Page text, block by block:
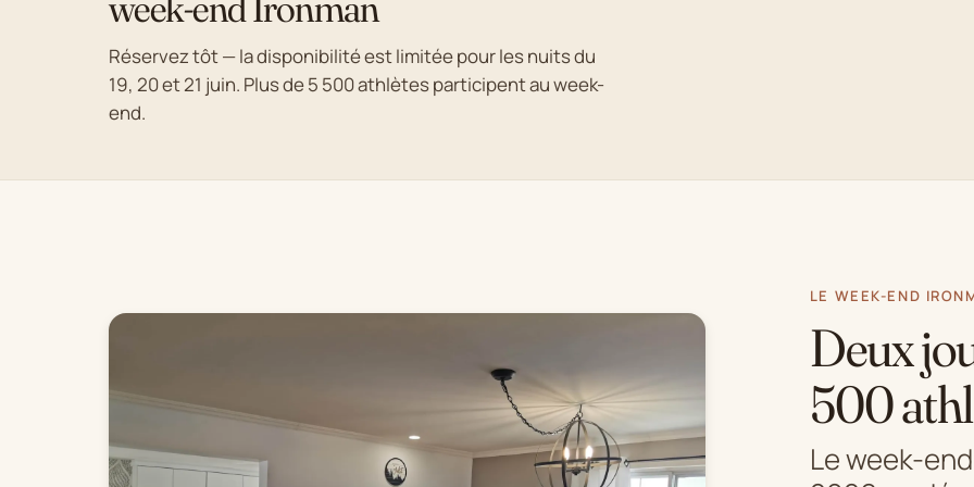
Réservez tôt — la disponibilité est limitée pour les nuits du
19, 20 et 21 juin. Plus de 5 500 athlètes participent au week-
end.
LE WEEK-END
Deux
500
Le week-